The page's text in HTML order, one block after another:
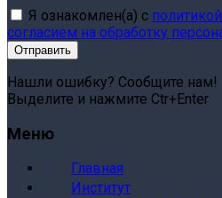
Я ознакомлен(а) с
согласием на обработку
Нашли ошибку? Сообщите нам!
Выделите и нажмите Ctr+Enter
Меню
Главная
Институт